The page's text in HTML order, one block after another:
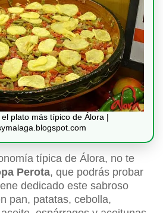
plato más típico de Álora |
típica de Álora, no te
Perota, que podrás probar
dedicado este sabroso
pan, patatas, cebolla,